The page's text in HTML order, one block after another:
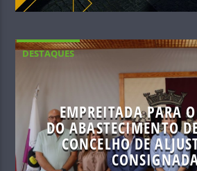
DESTAQUES
EMPREITADA PARA O
DO ABASTECIMENTO
CONCELHO DE